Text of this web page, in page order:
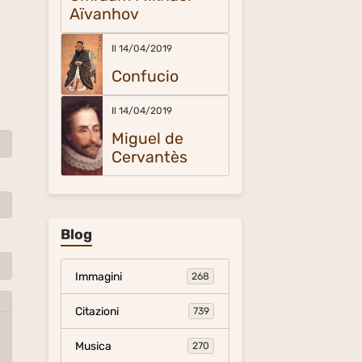
Aïvanhov
Il 14/04/2019
Confucio
Il 14/04/2019
Miguel de
Cervantès
Blog
Immagini 268
Citazioni 739
Musica 270